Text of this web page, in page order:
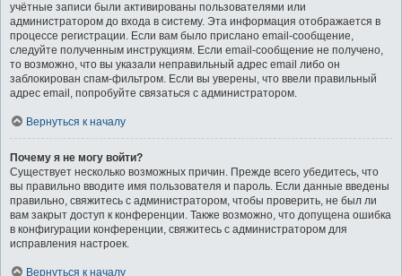
учётные записи были активированы пользователями или
администратором до входа в систему. Эта информация отображается в
процессе регистрации. Если вам было прислано email-сообщение,
следуйте полученным инструкциям. Если email-сообщение не получено,
то возможно, что вы указали неправильный адрес email либо он
заблокирован спам-фильтром. Если вы уверены, что ввели правильный
адрес email, попробуйте связаться с администратором.
Вернуться к началу
Почему я не могу войти?
Существует несколько возможных причин. Прежде всего убедитесь, что
вы правильно вводите имя пользователя и пароль. Если данные введены
правильно, свяжитесь с администратором, чтобы проверить, не был ли
вам закрыт доступ к конференции. Также возможно, что допущена ошибка
в конфигурации конференции, свяжитесь с администратором для
исправления настроек.
Вернуться к началу